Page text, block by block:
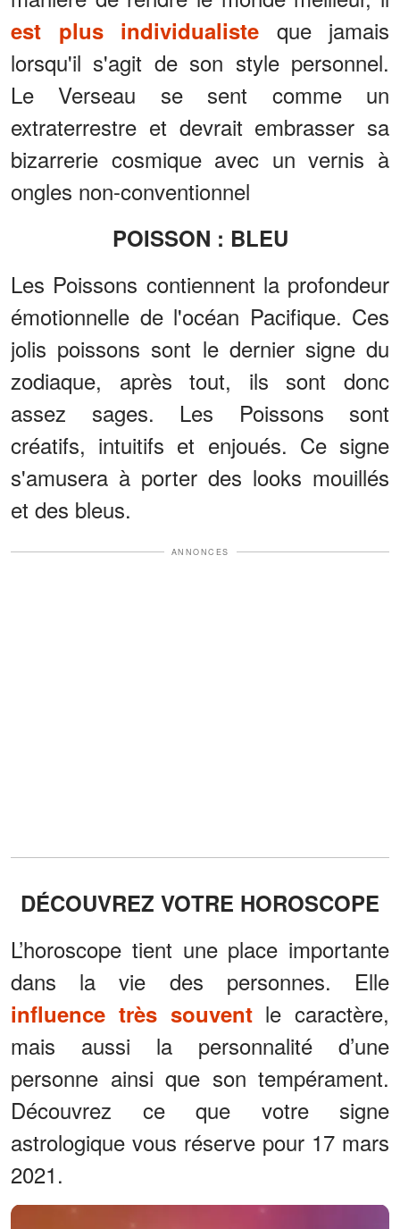
est plus individualiste que jamais
lorsqu'il s'agit de son style personnel.
Le Verseau se sent comme un
extraterrestre et devrait embrasser sa
bizarrerie cosmique avec un vernis à
ongles non-conventionnel
POISSON : BLEU
Les Poissons contiennent la profondeur
émotionnelle de l'océan Pacifique. Ces
jolis poissons sont le dernier signe du
zodiaque, après tout, ils sont donc
assez sages. Les Poissons sont
créatifs, intuitifs et enjoués. Ce signe
s'amusera à porter des looks mouillés
et des bleus.
ANNONCES
DÉCOUVREZ VOTRE HOROSCOPE
L’horoscope tient une place importante
dans la vie des personnes. Elle
influence très souventle caractère,
mais aussi la personnalité d’une
personne ainsi que son tempérament.
Découvrez ce que votre signe
astrologique vous réserve pour 17 mars
2021.